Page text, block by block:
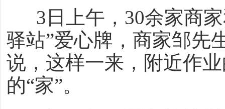
3日上午，30余家商家
驿站”爱心牌，商家邹先
说，这样一来，附近作
的“家”。